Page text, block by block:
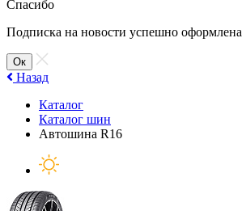
Спасибо
Подписка на новости успешно оформлена
Ок
Назад
Каталог
Каталог шин
Автошина R16